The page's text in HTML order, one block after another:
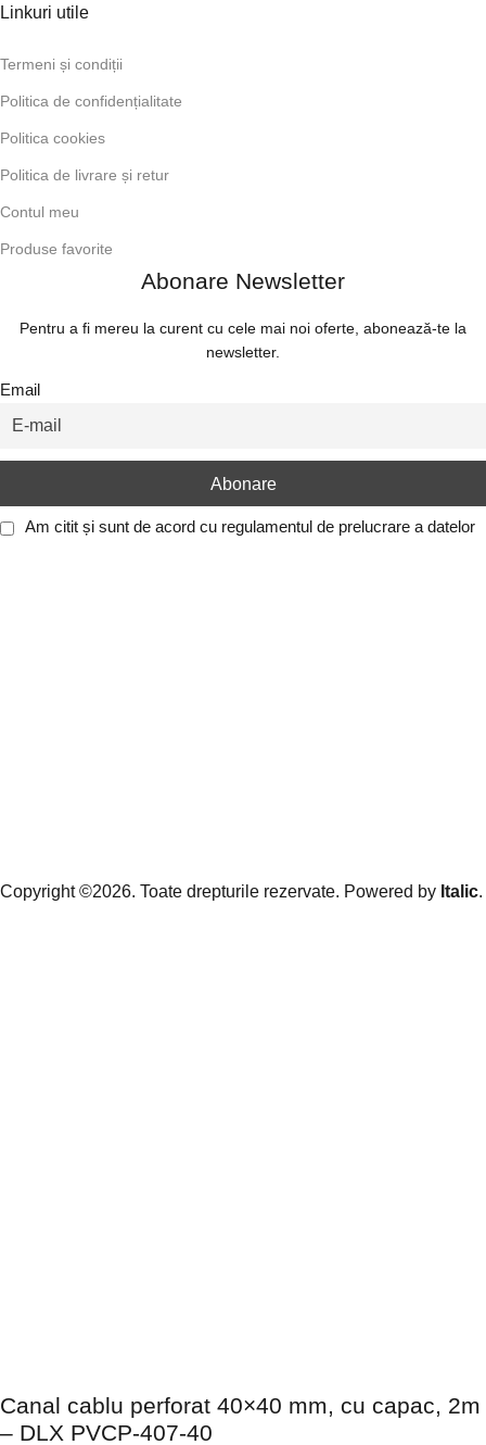
Linkuri utile
Termeni și condiții
Politica de confidențialitate
Politica cookies
Politica de livrare și retur
Contul meu
Produse favorite
Abonare Newsletter
Pentru a fi mereu la curent cu cele mai noi oferte, abonează-te la
newsletter.
Email
Am citit și sunt de acord cu regulamentul de prelucrare a datelor
Copyright ©2026. Toate drepturile rezervate. Powered by Italic.
Canal cablu perforat 40×40 mm, cu capac, 2m
– DLX PVCP-407-40